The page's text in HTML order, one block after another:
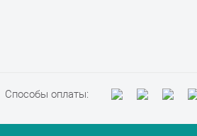
Способы оплаты: